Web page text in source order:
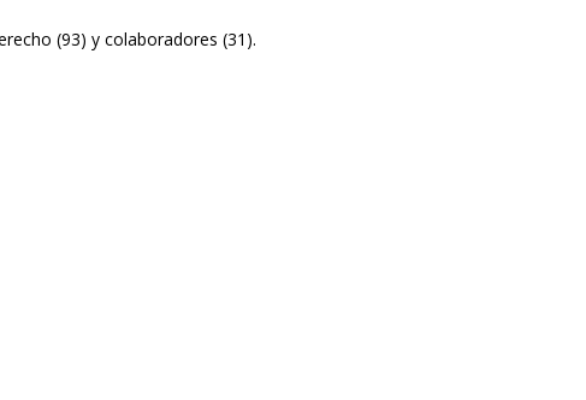
(93) y colaboradores (31).